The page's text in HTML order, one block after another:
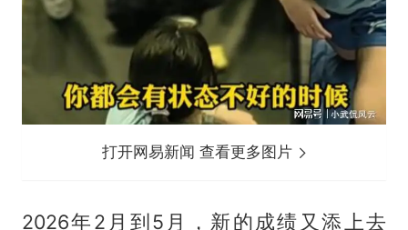
打开网易新闻 查看更多图片
2026年2月到5月，新的成绩又添上去